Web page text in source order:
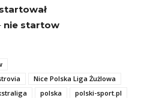
nie startow
Nice Polska Liga Żużlowa
polska
polski-sport.pl